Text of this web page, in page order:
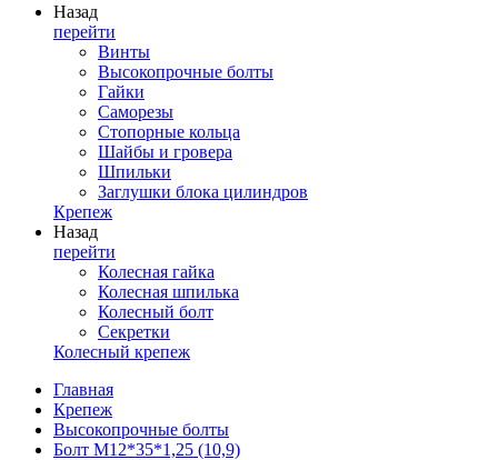
Назад
перейти
Винты
Высокопрочные болты
Гайки
Саморезы
Стопорные кольца
Шайбы и гровера
Шпильки
Заглушки блока цилиндров
Крепеж
Назад
перейти
Колесная гайка
Колесная шпилька
Колесный болт
Секретки
Колесный крепеж
Главная
Крепеж
Высокопрочные болты
Болт М12*35*1,25 (10,9)